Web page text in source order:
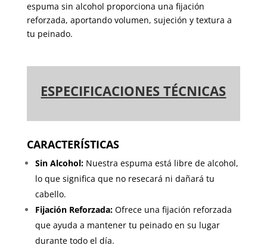
espuma sin alcohol proporciona una fijación
reforzada, aportando volumen, sujeción y textura a
tu peinado.
ESPECIFICACIONES TÉCNICAS
CARACTERÍSTICAS
Sin Alcohol:Nuestra espuma está libre de alcohol,
lo que significa que no resecará ni dañará tu
cabello.
Fijación Reforzada:Ofrece una fijación reforzada
que ayuda a mantener tu peinado en su lugar
durante todo el día.